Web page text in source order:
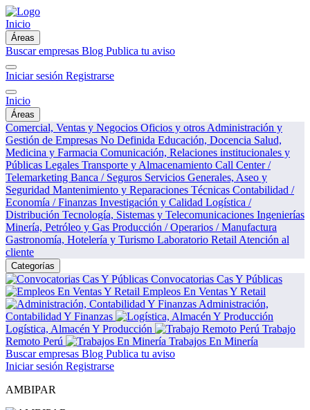
Inicio
Áreas
Buscar empresas Blog Publica tu aviso
Iniciar sesión Registrarse
Inicio
Áreas
Comercial, Ventas y Negocios Oficios y otros Administración y
Gestión de Empresas No Definida Educación, Docencia Salud,
Medicina y Farmacia Comunicación, Relaciones institucionales y
Públicas Legales Transporte y Almacenamiento Call Center /
Telemarketing Banca / Seguros Servicios Generales, Aseo y
Seguridad Mantenimiento y Reparaciones Técnicas Contabilidad /
Economía / Finanzas Investigación y Calidad Logística /
Distribución Tecnología, Sistemas y Telecomunicaciones Ingenierías
Minería, Petróleo y Gas Producción / Operarios / Manufactura
Gastronomía, Hotelería y Turismo Laboratorio Retail Atención al
cliente
Categorías
Convocatorias Cas Y Públicas
Empleos En Ventas Y Retail
Administración,
Contabilidad Y Finanzas
Logística, Almacén Y Producción
Trabajo
Remoto Perú
Trabajos En Minería
Buscar empresas Blog Publica tu aviso
Iniciar sesión Registrarse
AMBIPAR